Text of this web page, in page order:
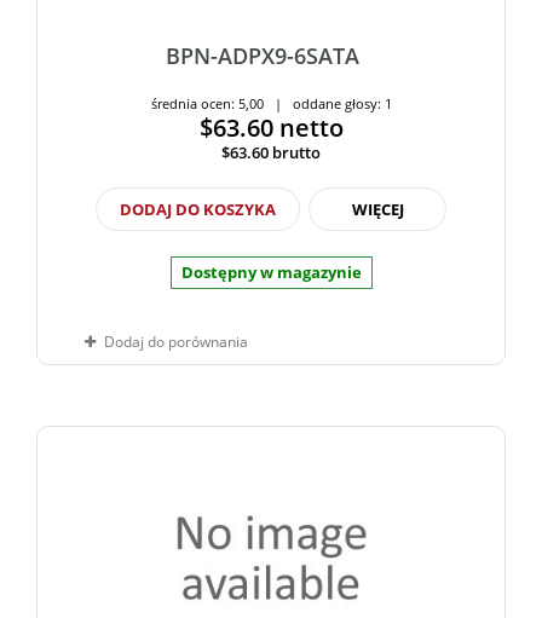
BPN-ADPX9-6SATA
średnia ocen: 5,00 | oddane głosy: 1
$63.60 netto
$63.60 brutto
DODAJ DO KOSZYKA WIĘCEJ
Dostępny w magazynie
Dodaj do porównania